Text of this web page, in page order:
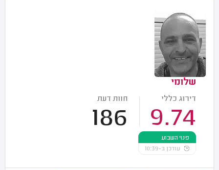
שלומי
דירוג כללי
9.74
חוות דעת
186
פנוי השבוע
עודכן ב-10:39